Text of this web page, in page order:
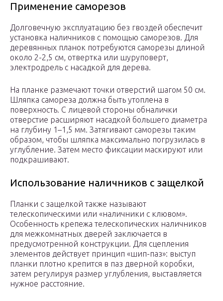
Применение саморезов
Долговечную эксплуатацию без гвоздей обеспечит
установка наличников с помощью саморезов. Для
деревянных планок потребуются саморезы длиной
около 2-2,5 см, отвертка или шуруповерт,
электродрель с насадкой для дерева.
На планке размечают точки отверстий шагом 50 см.
Шляпка самореза должна быть утоплена в
поверхность. С лицевой стороны обналички
отверстие расширяют насадкой большего диаметра
на глубину 1–1,5 мм. Затягивают саморезы таким
образом, чтобы шляпка максимально погрузилась в
углубление. Затем место фиксации маскируют или
подкрашивают.
Использование наличников с защелкой
Планки с защелкой также называют
телескопическими или «наличники с клювом».
Особенность крепежа телескопических наличников
для межкомнатных дверей заключается в
предусмотренной конструкции. Для сцепления
элементов действует принцип «шип-паз»: выступ
планки плотно крепится в паз дверной коробки,
затем регулируя размер углубления, выставляется
нужное расстояние.